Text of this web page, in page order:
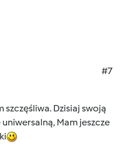
#7
Dzisiaj swoją
Mam jeszcze